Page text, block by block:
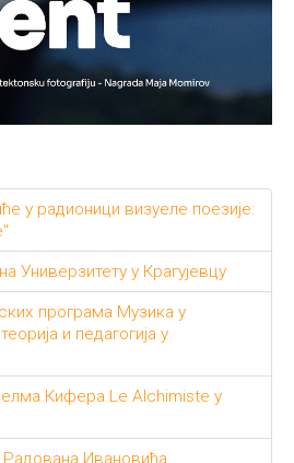
у радионици визуеле поезије:
Универзитету у Крагујевцу
програма Музика у
и педагогија у
Кифера Le Alchimiste у
Ивановића